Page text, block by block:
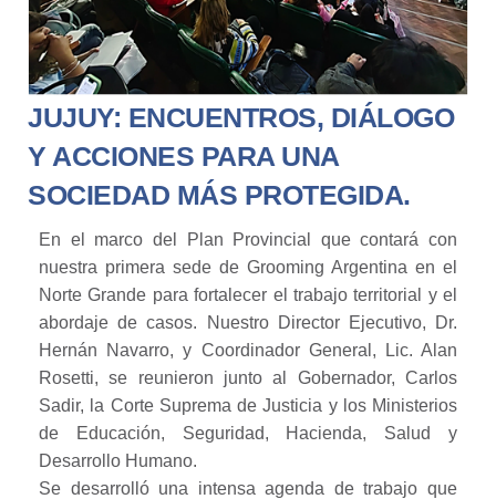
JUJUY: ENCUENTROS, DIÁLOGO
Y ACCIONES PARA UNA
SOCIEDAD MÁS PROTEGIDA.
En el marco del Plan Provincial que contará con
nuestra primera sede de Grooming Argentina en el
Norte Grande para fortalecer el trabajo territorial y el
abordaje de casos. Nuestro Director Ejecutivo, Dr.
Hernán Navarro, y Coordinador General, Lic. Alan
Rosetti, se reunieron junto al Gobernador, Carlos
Sadir, la Corte Suprema de Justicia y los Ministerios
de Educación, Seguridad, Hacienda, Salud y
Desarrollo Humano.
Se desarrolló una intensa agenda de trabajo que